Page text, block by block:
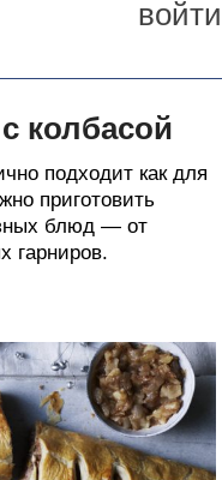
войти
колбасой
подходит как для
приготовить
блюд — от
гарниров.